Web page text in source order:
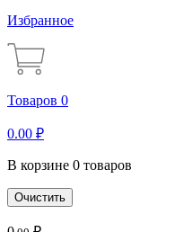
Избранное
Товаров 0
0.00 ₽
В корзине 0 товаров
Очистить